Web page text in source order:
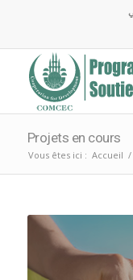
C
COMCE
C
Projets en cours
Vous êtes ici : Accueil /